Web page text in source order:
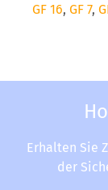
GF 16, GF 7,
Erhalten Sie
der